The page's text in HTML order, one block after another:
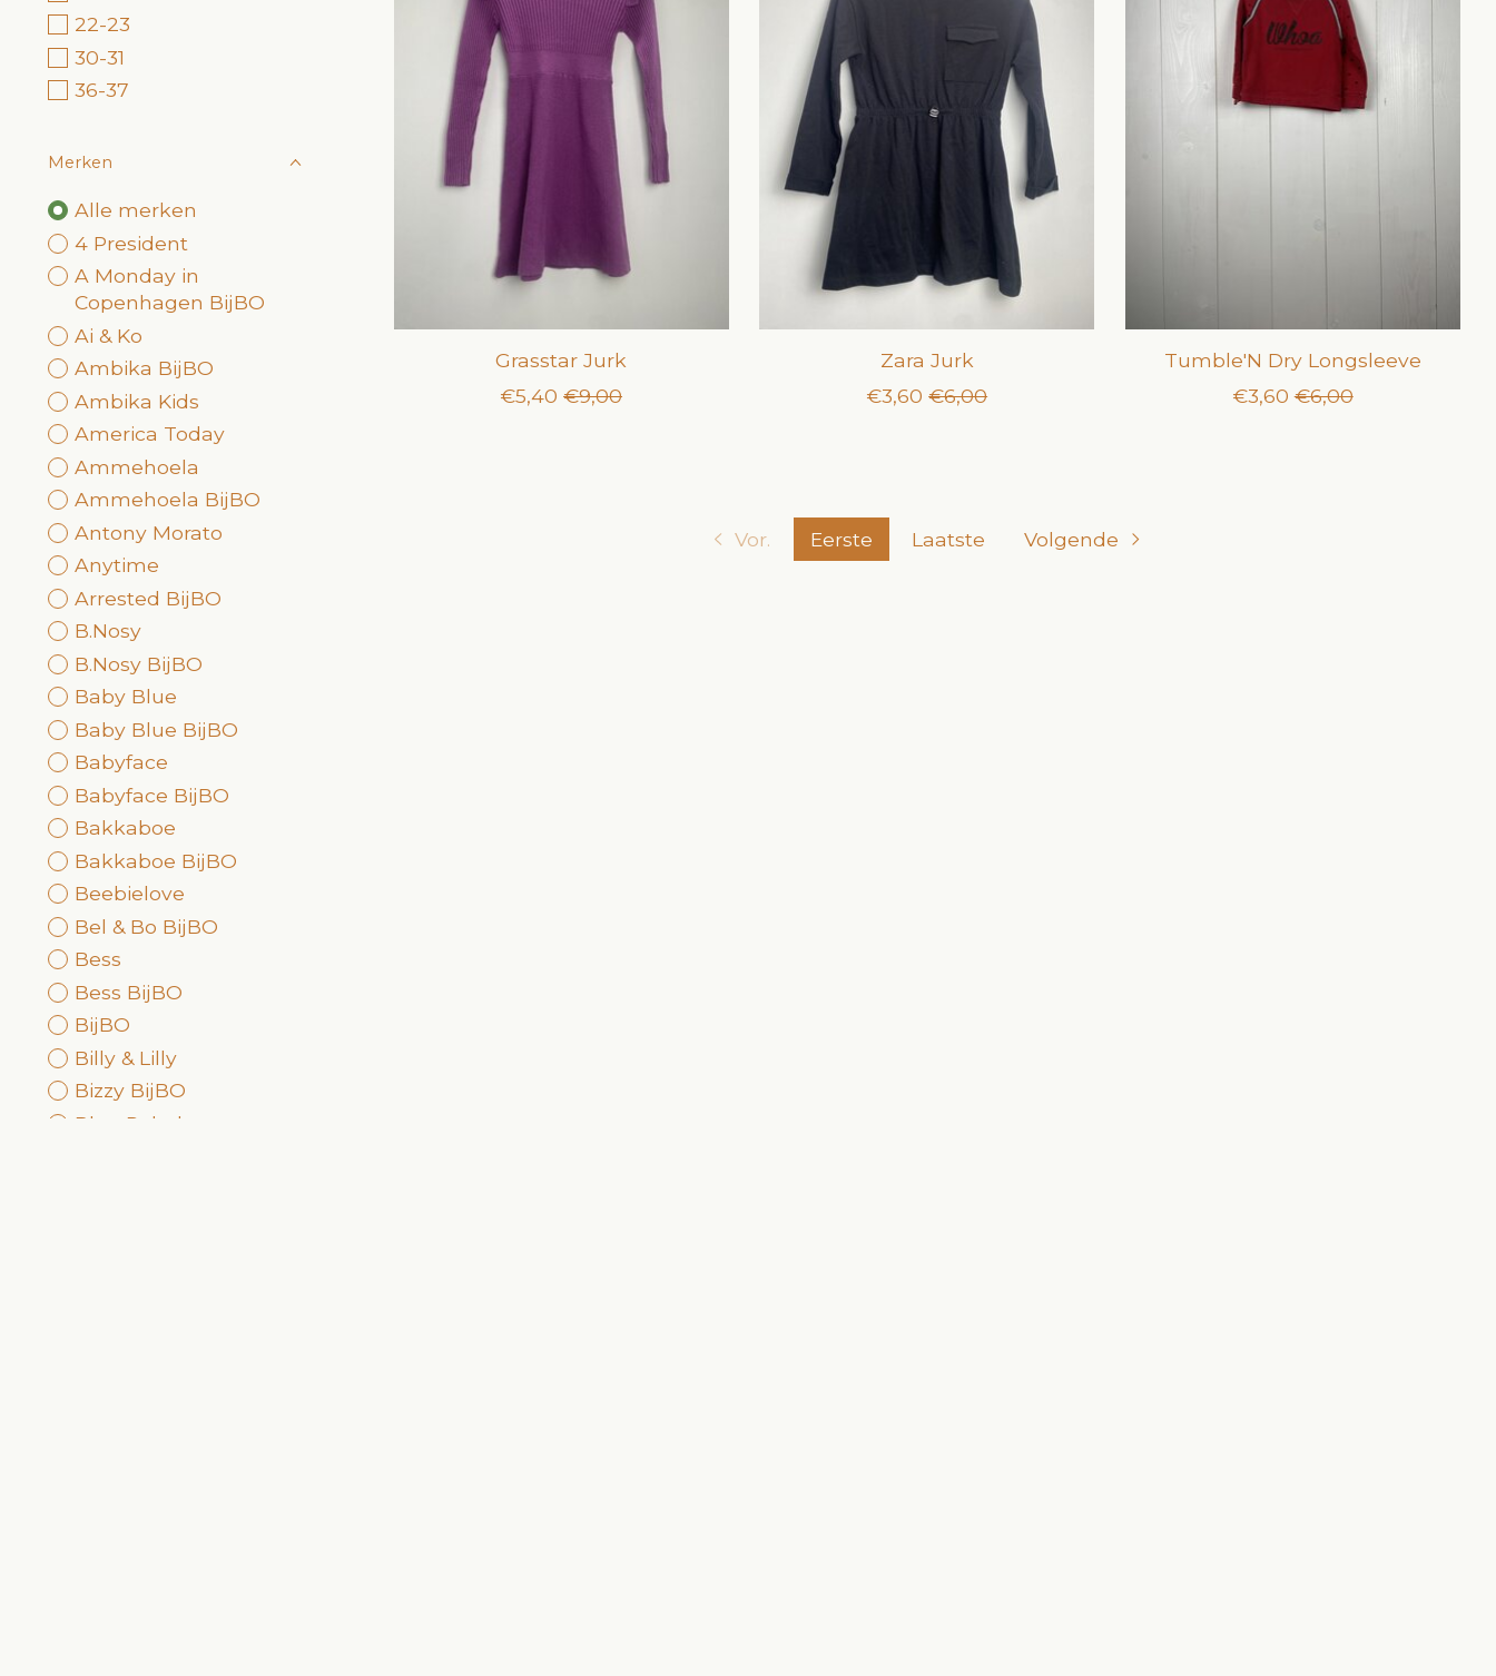
22-23
30-31
36-37
Merken
Alle merken
4 President
A Monday in
Copenhagen BijBO
Ai & Ko
Ambika BijBO
Ambika Kids
America Today
Ammehoela
Ammehoela BijBO
Antony Morato
Anytime
Arrested BijBO
B.Nosy
B.Nosy BijBO
Baby Blue
Baby Blue BijBO
Babyface
Babyface BijBO
Bakkaboe
Bakkaboe BijBO
Beebielove
Bel & Bo BijBO
Bess
Bess BijBO
BijBO
Billy & Lilly
Bizzy BijBO
Blue Rebel
Grasstar Jurk
€5,40 €9,00
Zara Jurk
€3,60 €6,00
Tumble'N Dry Longsleeve
€3,60 €6,00
Vor. Eerste Laatste Volgende